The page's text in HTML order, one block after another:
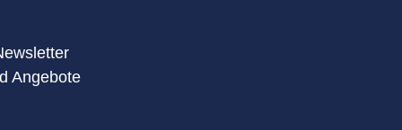
Angebote